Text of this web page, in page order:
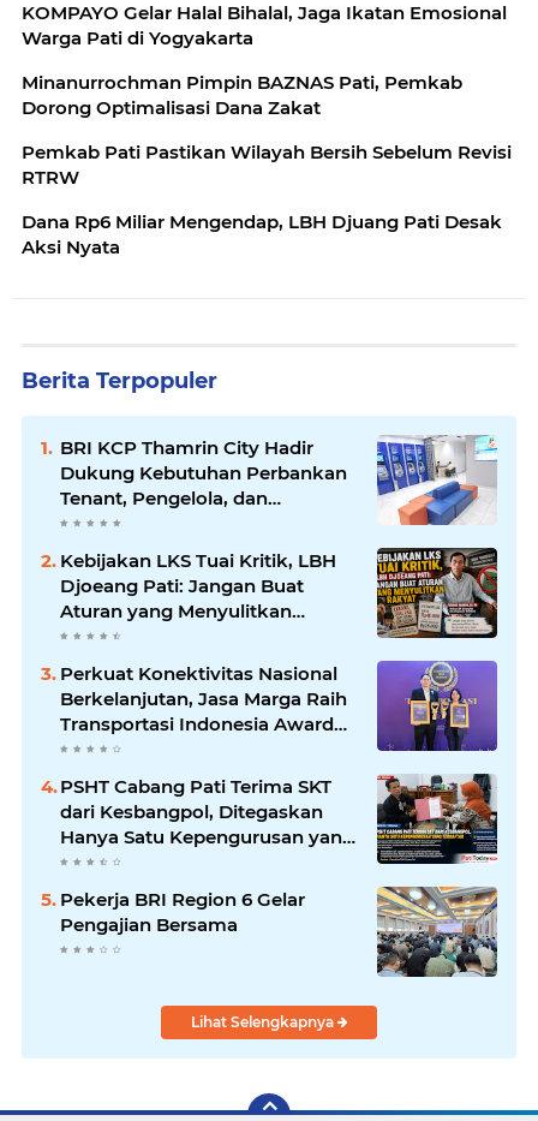
KOMPAYO Gelar Halal Bihalal, Jaga Ikatan Emosional
Warga Pati di Yogyakarta
Minanurrochman Pimpin BAZNAS Pati, Pemkab
Dorong Optimalisasi Dana Zakat
Pemkab Pati Pastikan Wilayah Bersih Sebelum Revisi
RTRW
Dana Rp6 Miliar Mengendap, LBH Djuang Pati Desak
Aksi Nyata
Berita Terpopuler
BRI KCP Thamrin City Hadir
Dukung Kebutuhan Perbankan
Tenant, Pengelola, dan
Pengunjung Pusat
Perdagangan Jakarta Pusat
Kebijakan LKS Tuai Kritik, LBH
Djoeang Pati: Jangan Buat
Aturan yang Menyulitkan
Rakyat
Perkuat Konektivitas Nasional
Berkelanjutan, Jasa Marga Raih
Transportasi Indonesia Award
2026
PSHT Cabang Pati Terima SKT
dari Kesbangpol, Ditegaskan
Hanya Satu Kepengurusan yang
Terdaftar di Pemkab Pati
Pekerja BRI Region 6 Gelar
Pengajian Bersama
Lihat Selengkapnya